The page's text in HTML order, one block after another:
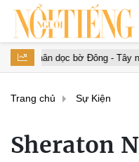
Đông - Tây nước Mỹ
Trang chủ Sự Kiện
Sheraton